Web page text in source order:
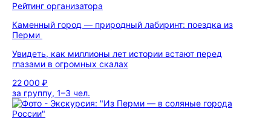
Рейтинг организатора
Каменный город — природный лабиринт: поездка из
Перми
Увидеть, как миллионы лет истории встают перед
глазами в огромных скалах
22 000 ₽
за группу, 1–3 чел.